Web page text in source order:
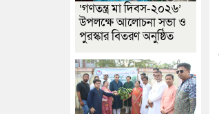
‘গণতন্ত্র মা দিবস-২০২৬’
উপলক্ষে আলোচনা সভা ও
পুরস্কার বিতরণ অনুষ্ঠিত